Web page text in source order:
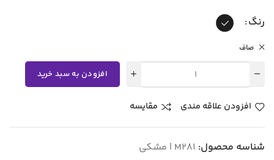
رنگ
صاف
افزودن به سبد خرید
افزودن علاقه مندی مقایسه
شناسه محصول: M281 | مشکی